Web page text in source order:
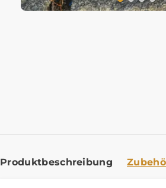
Produktbeschreibung